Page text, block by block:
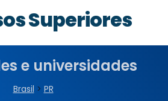
Superiores
e universidades
Brasil > PR